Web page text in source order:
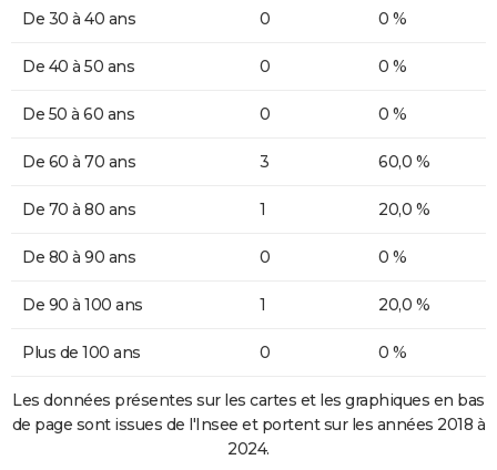
De 30 à 40 ans 0 0 %
De 40 à 50 ans 0 0 %
De 50 à 60 ans 0 0 %
De 60 à 70 ans 3 60,0 %
De 70 à 80 ans 1 20,0 %
De 80 à 90 ans 0 0 %
De 90 à 100 ans 1 20,0 %
Plus de 100 ans 0 0 %
Les données présentes sur les cartes et les graphiques en bas
de page sont issues de l'Insee et portent sur les années 2018 à
2024.